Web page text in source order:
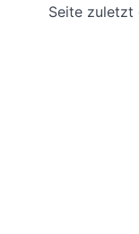
Seite zuletzt